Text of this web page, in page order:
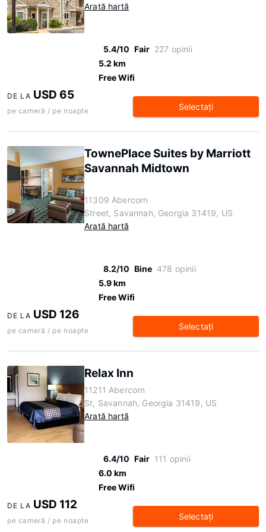
Arată hartă
5.4/10 Fair 227 opinii
5.2 km
Free Wifi
DE LA USD 65
pe cameră / pe noapte Selectaţi
TownePlace Suites by Marriott
Savannah Midtown
11309 Abercorn
Street, Savannah, Georgia 31419, US
Arată hartă
8.2/10 Bine 478 opinii
5.9 km
Free Wifi
DE LA USD 126
pe cameră / pe noapte Selectaţi
Relax Inn
11211 Abercorn
St, Savannah, Georgia 31419, US
Arată hartă
6.4/10 Fair 111 opinii
6.0 km
Free Wifi
DE LA USD 112
pe cameră / pe noapte Selectaţi